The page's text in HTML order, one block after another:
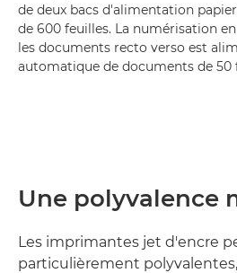
de deux bacs d'alimentation
de 600 feuilles. La numérisation
les documents recto verso est
automatique de documents de 50
Une polyvalence
Les imprimantes jet d'encre
particulièrement